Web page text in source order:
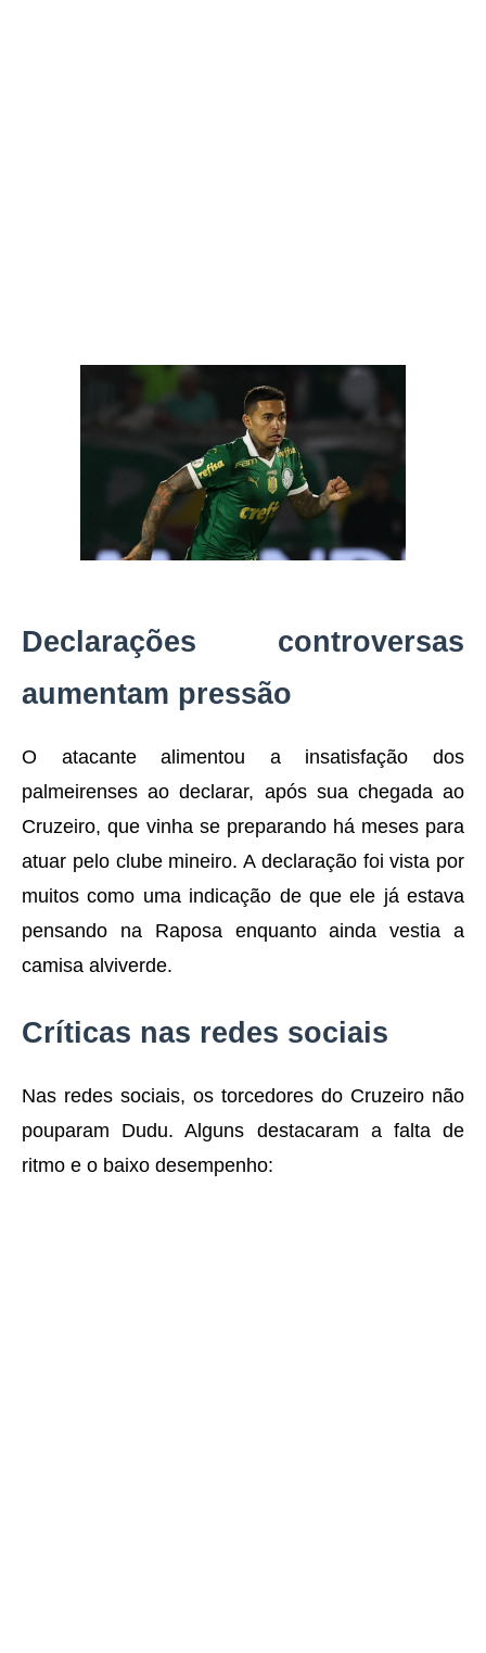
Declarações controversas
aumentam pressão
O atacante alimentou a insatisfação dos
palmeirenses ao declarar, após sua chegada ao
Cruzeiro, que vinha se preparando há meses para
atuar pelo clube mineiro. A declaração foi vista por
muitos como uma indicação de que ele já estava
pensando na Raposa enquanto ainda vestia a
camisa alviverde.
Críticas nas redes sociais
Nas redes sociais, os torcedores do Cruzeiro não
pouparam Dudu. Alguns destacaram a falta de
ritmo e o baixo desempenho: